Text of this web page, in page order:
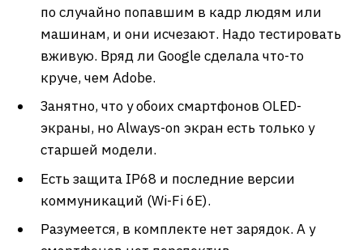
по случайно попавшим в кадр людям или
машинам, и они исчезают. Надо тестировать
вживую. Вряд ли Google сделала что-то
круче, чем Adobe.
Занятно, что у обоих смартфонов OLED-
экраны, но Always-on экран есть только у
старшей модели.
Есть защита IP68 и последние версии
коммуникаций (Wi-Fi 6E).
Разумеется, в комплекте нет зарядок. А у